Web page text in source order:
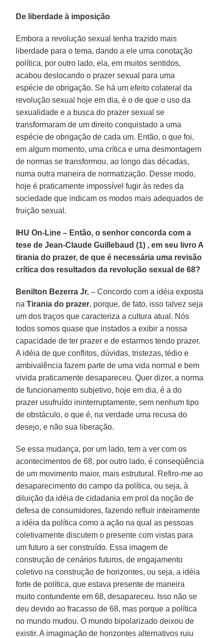
De liberdade à imposição
Embora a revolução sexual tenha trazido mais
liberdade para o tema, dando a ele uma conotação
política, por outro lado, ela, em muitos sentidos,
acabou deslocando o prazer sexual para uma
espécie de obrigação. Se há um efeito colateral da
revolução sexual hoje em dia, é o de que o uso da
sexualidade e a busca do prazer sexual se
transformaram de um direito conquistado a uma
espécie de obrigação de cada um. Então, o que foi,
em algum momento, uma crítica e uma desmontagem
de normas se transformou, ao longo das décadas,
numa outra maneira de normatização. Desse modo,
hoje é praticamente impossível fugir às redes da
sociedade que indicam os modos mais adequados de
fruição sexual.
IHU On-Line – Então, o senhor concorda com a
tese de Jean-Claude Guillebaud (1) , em seu livro A
tirania do prazer, de que é necessária uma revisão
crítica dos resultados da revolução sexual de 68?
Benilton Bezerra Jr. – Concordo com a idéia exposta
na Tirania do prazer, porque, de fato, isso talvez seja
um dos traços que caracteriza a cultura atual. Nós
todos somos quase que instados a exibir a nossa
capacidade de ter prazer e de estarmos tendo prazer.
A idéia de que conflitos, dúvidas, tristezas, tédio e
ambivalência fazem parte de uma vida normal e bem
vivida praticamente desapareceu. Quer dizer, a norma
de funcionamento subjetivo, hoje em dia, é a do
prazer usufruído ininterruptamente, sem nenhum tipo
de obstáculo, o que é, na verdade uma recusa do
desejo, e não sua liberação.
Se essa mudança, por um lado, tem a ver com os
acontecimentos de 68, por outro lado, é conseqüência
de um movimento maior, mais estrutural. Refiro-me ao
desaparecimento do campo da política, ou seja, à
diluição da idéia de cidadania em prol da noção de
defesa de consumidores, fazendo refluir inteiramente
a idéia da política como a ação na qual as pessoas
coletivamente discutem o presente com vistas para
um futuro a ser construído. Essa imagem de
construção de cenários futuros, de engajamento
coletivo na construção de horizontes, ou seja, a idéia
forte de política, que estava presente de maneira
muito contundente em 68, desapareceu. Isso não se
deu devido ao fracasso de 68, mas porque a política
no mundo mudou. O mundo bipolarizado deixou de
existir. A imaginação de horizontes alternativos ruiu